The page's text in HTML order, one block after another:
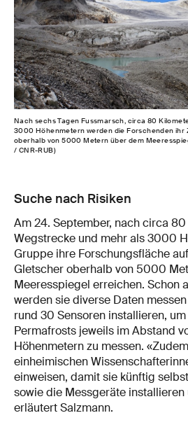
Nach sechs Tagen Fussmarsch, circa 80
3000 Höhenmetern werden die Forschenden ihr
oberhalb von 5000 Metern über dem
/ CNR-RUB)
Suche nach Risiken
Am 24. September, nach circa
Wegstrecke und mehr als 3000
Gruppe ihre Forschungsfläche
Gletscher oberhalb von 5000
Meeresspiegel erreichen. Schon
werden sie diverse Daten
rund 30 Sensoren installieren,
Permafrosts jeweils im Abstand
Höhenmetern zu messen.
einheimischen
einweisen, damit sie künftig
sowie die Messgeräte installieren
erläutert Salzmann.